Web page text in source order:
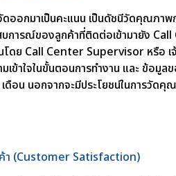
ออกมาเป็นคะแนน เป็นดัชนีวัดคุณภา
การณ์ของลูกค้าที่ติดต่อเข้ามายัง
นโดย Call Center Supervisor หรื
มเข้าใจในขั้นตอนการทำงาน และ ข้อ
ดือน นอกจากจะมีประโยชน์ในการวั
า (Customer Satisfaction)